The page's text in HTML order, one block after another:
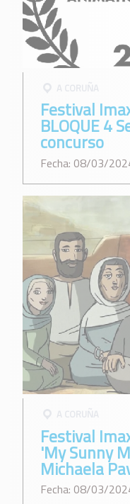
A CORUÑA
Festival
BLOQUE 4
concurso
Fecha: 08/03/
A CORUÑA
Festival
'My Sunny
Michaela
Fecha: 08/03/